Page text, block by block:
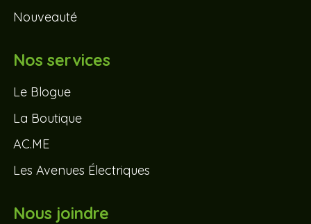
Nouveauté
Nos services
Le Blogue
La Boutique
AC.ME
Les Avenues Électriques
Nous joindre